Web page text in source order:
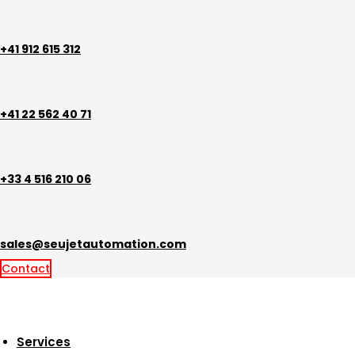
contenu
+41 912 615 312
+41 22 562 40 71
+33 4 516 210 06
sales@seujetautomation.com
Contact
Services